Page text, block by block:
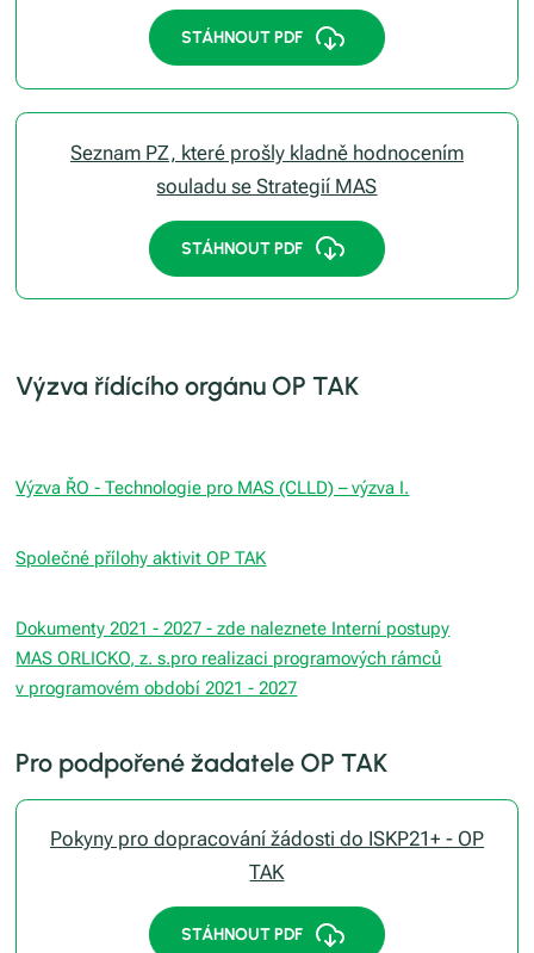
STÁHNOUT PDF
Seznam PZ, které prošly kladně hodnocením
souladu se Strategií MAS
STÁHNOUT PDF
Výzva řídícího orgánu OP TAK
Výzva ŘO - Technologie pro MAS (CLLD) – výzva I.
Společné přílohy aktivit OP TAK
Dokumenty 2021 - 2027 - zde naleznete Interní postupy
MAS ORLICKO, z. s.pro realizaci programových rámců
v programovém období 2021 - 2027
Pro podpořené žadatele OP TAK
Pokyny pro dopracování žádosti do ISKP21+ - OP
TAK
STÁHNOUT PDF